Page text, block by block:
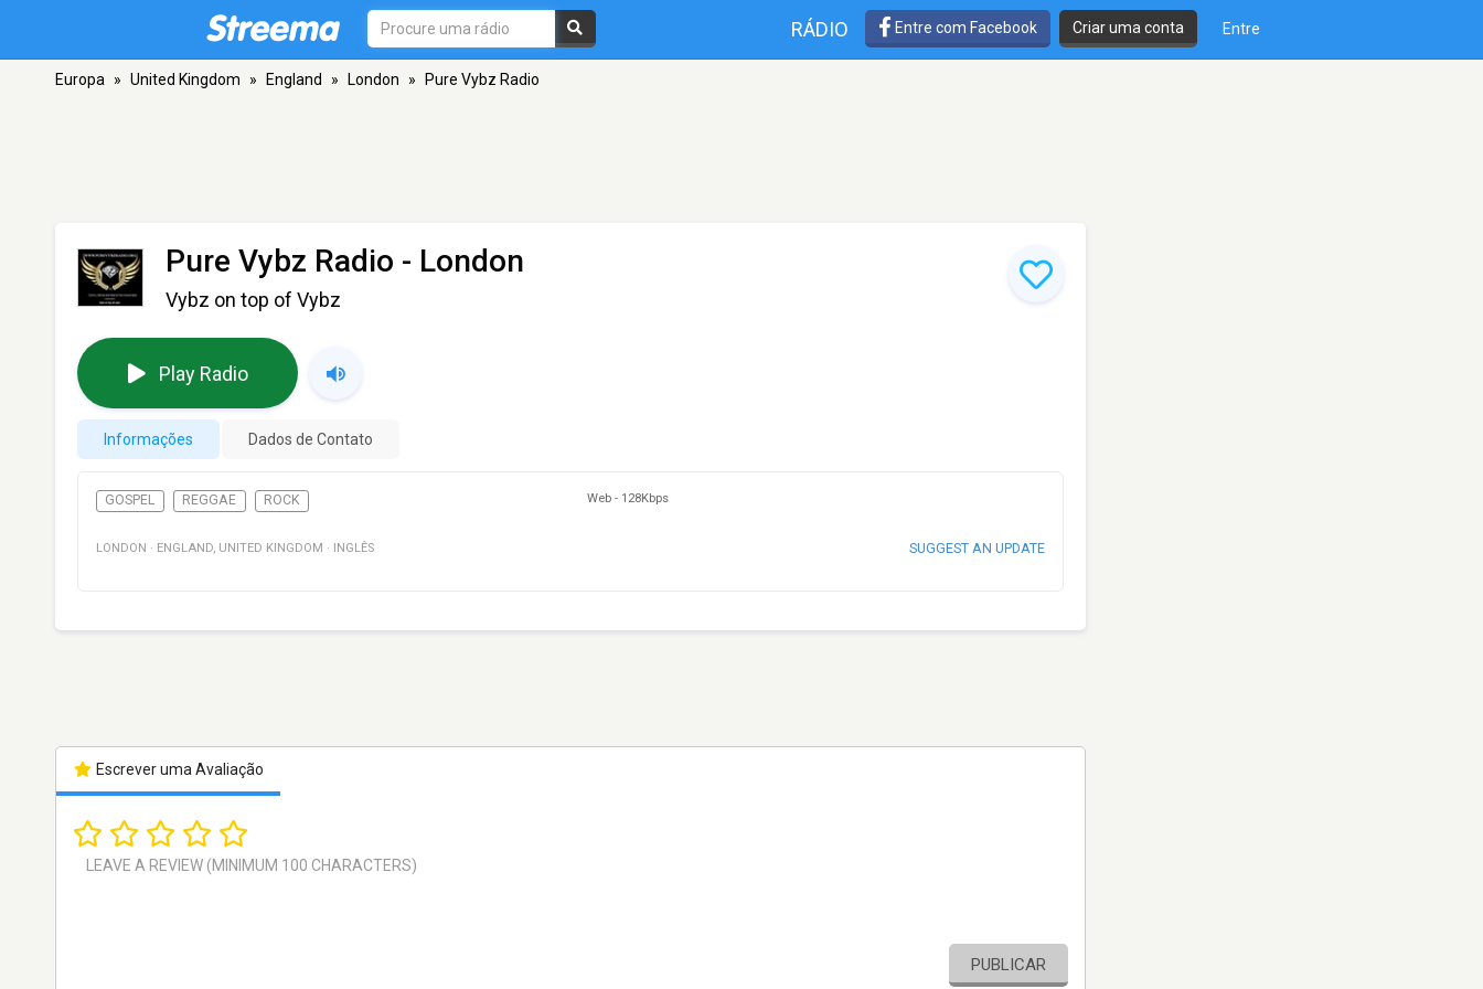
RÁDIO Entre com Facebook Criar uma conta Entre
Europa » United Kingdom » England » London » Pure Vybz Radio
Pure Vybz Radio - London
Vybz on top of Vybz
Play Radio
Informações Dados de Contato
GOSPEL REGGAE ROCK Web - 128Kbps
LONDON · ENGLAND, UNITED KINGDOM · INGLÊS SUGGEST AN UPDATE
Escrever uma Avaliação
PUBLICAR